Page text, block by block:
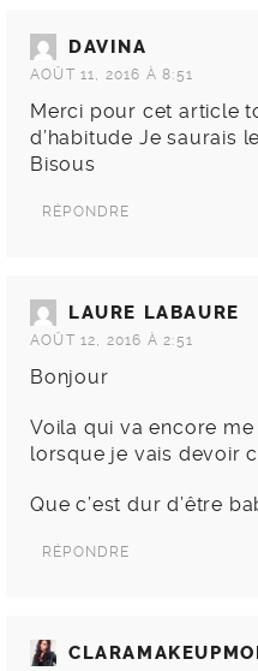
DAVINA
AOÛT 11, 2016 À 8:51
Merci pour cet article
d’habitude Je saurais
Bisous
RÉPONDRE
LAURE LABAURE
AOÛT 12, 2016 À 2:51
Bonjour
Voila qui va encore
lorsque je vais devoir
Que c’est dur d’être
RÉPONDRE